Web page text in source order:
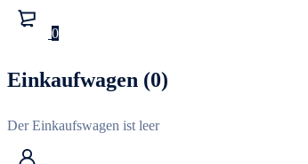
0
Einkaufwagen (0)
Der Einkaufswagen ist leer